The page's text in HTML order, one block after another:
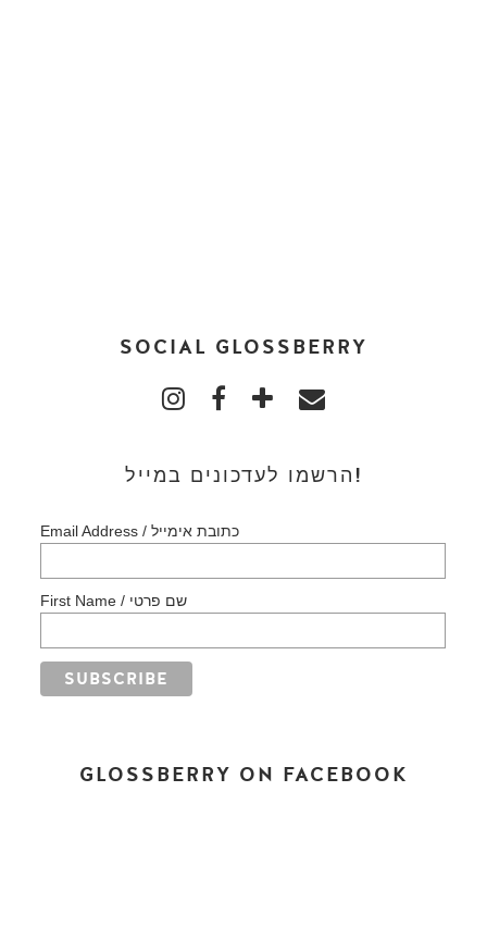
SOCIAL GLOSSBERRY
הרשמו לעדכונים במייל!
Email Address / כתובת אימייל
First Name / שם פרטי
GLOSSBERRY ON FACEBOOK